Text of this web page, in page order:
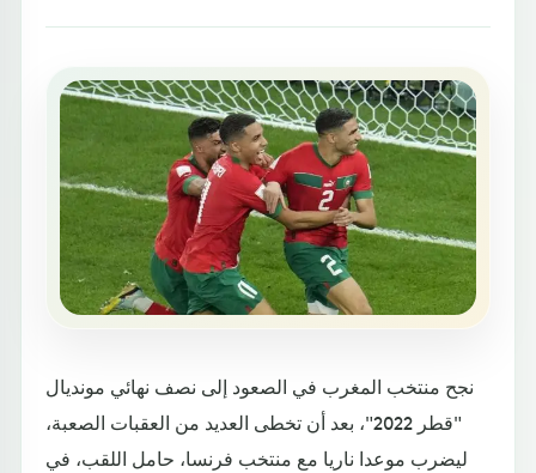
نجح منتخب المغرب في الصعود إلى نصف نهائي مونديال
"قطر 2022"، بعد أن تخطى العديد من العقبات الصعبة،
ليضرب موعدا ناريا مع منتخب فرنسا، حامل اللقب، في